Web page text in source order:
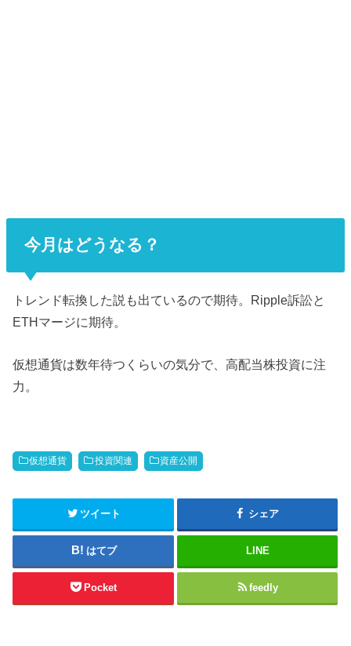
今月はどうなる？
トレンド転換した説も出ているので期待。Ripple訴訟と
ETHマージに期待。
仮想通貨は数年待つくらいの気分で、高配当株投資に注
力。
仮想通貨 投資関連 資産公開
ツイート シェア
はてブ LINE
Pocket feedly